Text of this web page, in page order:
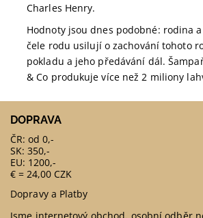
Charles Henry.
Hodnoty jsou dnes podobné: rodina
čele rodu usilují o zachování tohoto
pokladu a jeho předávání dál.
& Co produkuje více než 2 miliony
DOPRAVA
ČR: od 0,-
SK: 350,-
EU: 1200,-
€ = 24,00 CZK
Dopravy a Platby